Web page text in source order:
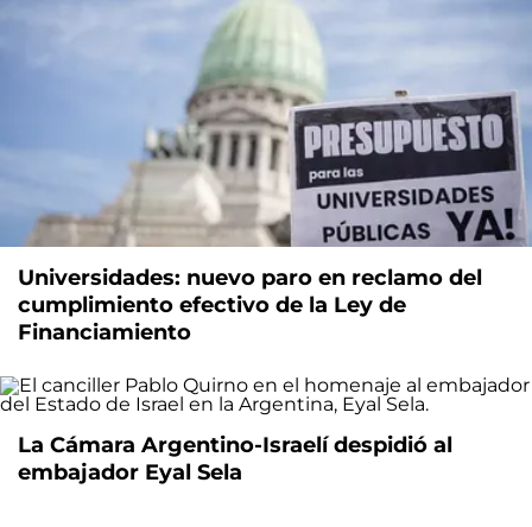
Universidades: nuevo paro en reclamo del
cumplimiento efectivo de la Ley de
Financiamiento
La Cámara Argentino-Israelí despidió al
embajador Eyal Sela